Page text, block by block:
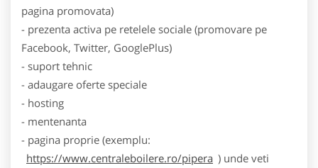
pagina promovata)
- prezenta activa pe retelele sociale (promovare pe
Facebook, Twitter, GooglePlus)
- suport tehnic
- adaugare oferte speciale
- hosting
- mentenanta
- pagina proprie (exemplu:
https://www.centraleboilere.ro/pipera ) unde veti